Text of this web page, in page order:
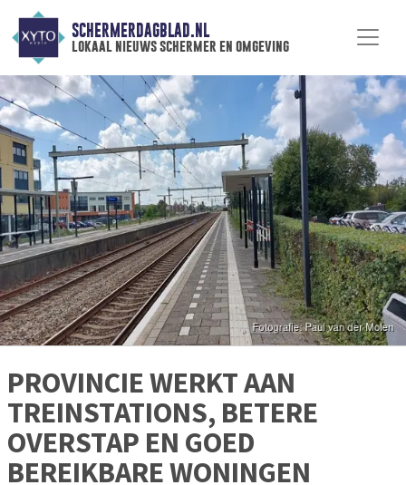
SCHERMERDAGBLAD.NL
lokaal nieuws schermer en omgeving
PROVINCIE WERKT AAN
TREINSTATIONS, BETERE
OVERSTAP EN GOED
BEREIKBARE WONINGEN